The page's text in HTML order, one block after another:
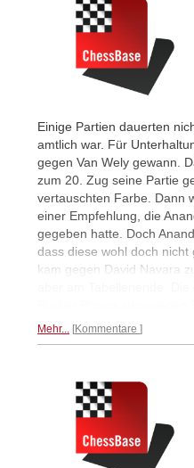
Einige Partien dauerten
amtlich war. Für
gegen Van Wely gewann.
zum 20. Zug seine Partie
vertauschten Farbe. Dann
einer Empfehlung, die
gegeben hatte. Doch
dass diese wohl doch nicht
kam gegen David Navara
Mehr... Kommentare